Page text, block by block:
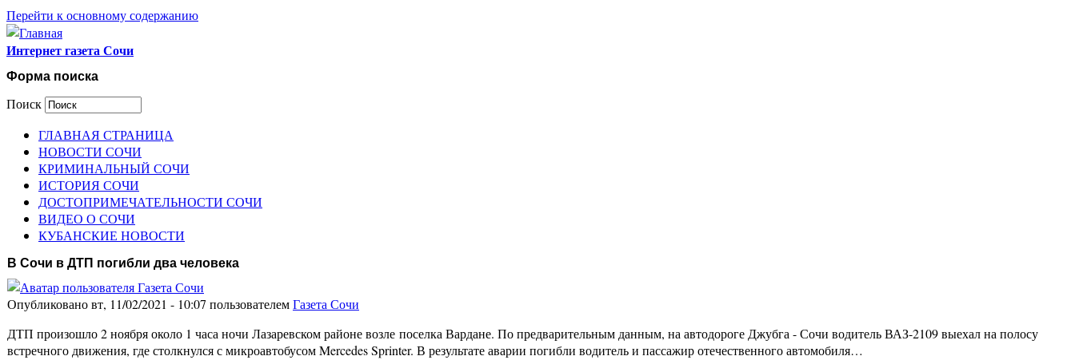
Перейти к основному содержанию
Интернет газета Сочи
Форма поиска
Поиск
ГЛАВНАЯ СТРАНИЦА
НОВОСТИ СОЧИ
КРИМИНАЛЬНЫЙ СОЧИ
ИСТОРИЯ СОЧИ
ДОСТОПРИМЕЧАТЕЛЬНОСТИ СОЧИ
ВИДЕО О СОЧИ
КУБАНСКИЕ НОВОСТИ
В Сочи в ДТП погибли два человека
Опубликовано вт, 11/02/2021 - 10:07 пользователемГазета Сочи
ДТП произошло 2 ноября около 1 часа ночи Лазаревском районе возле поселка Вардане. По предварительным данным, на автодороге Джубга - Сочи водитель ВАЗ-2109 выехал на полосу
встречного движения, где столкнулся с микроавтобусом Mercedes Sprinter. В результате аварии погибли водитель и пассажир отечественного автомобиля…